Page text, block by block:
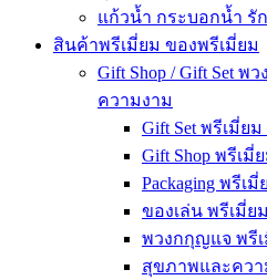
แก้วน้ำ กระบอกน้ำ รั
สินค้าพรีเมี่ยม ของพรีเมี่ยม
Gift Shop / Gift Set
ความงาม
Gift Set พรีเมี่ย
Gift Shop พรีเ
Packaging พรีเ
ของเล่น พรีเมี่ยม
พวงกกุญแจ พรี
สุขภาพและควา